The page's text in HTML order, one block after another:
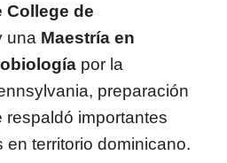
College de
una Maestría en
por la
preparación
respaldó importantes
en territorio dominicano.